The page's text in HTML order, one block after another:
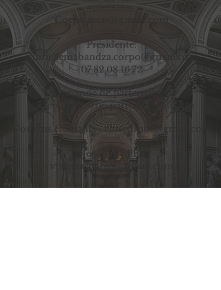
Présidente:
gabriellemabandza.corpo@gmail.com
07.82.08.16.72
Demande de partenariats:
partenariat.corpo.paris2@gmail.com
Nos élus étudiants :eluscorpos@gmail.com
Nos élus VPE :
vpeassasparis2@gmail.com